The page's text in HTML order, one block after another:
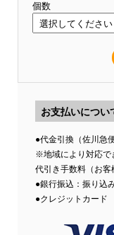
個数
お支払いについ
●代金引換（佐川急
※地域により対応で
代引き手数料（お客
●銀行振込：振り込
●クレジットカード